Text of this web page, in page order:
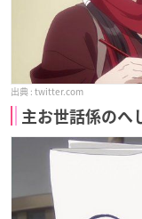
twitter.com
主お世話係のへ